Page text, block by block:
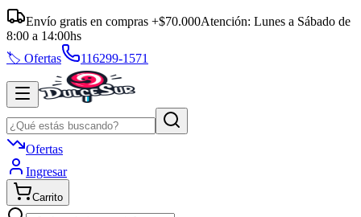
Envío gratis en compras +$70.000Atención: Lunes a Sábado de
8:00 a 14:00hs
🏷️ Ofertas
116299-1571
Ofertas
Ingresar
Carrito